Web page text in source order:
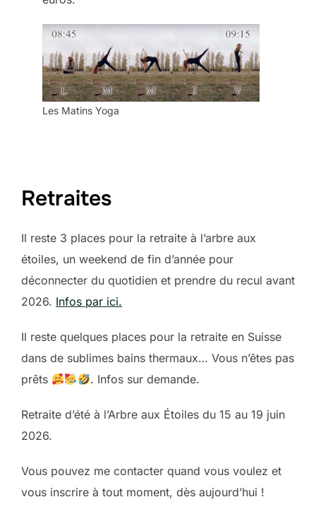
Les Matins Yoga
Retraites
Il reste 3 places pour la retraite à l’arbre aux
étoiles, un weekend de fin d’année pour
déconnecter du quotidien et prendre du recul avant
2026. Infos par ici.
Il reste quelques places pour la retraite en Suisse
dans de sublimes bains thermaux… Vous n’êtes pas
prêts
. Infos sur demande.
Retraite d’été à l’Arbre aux Étoiles du 15 au 19 juin
2026.
Vous pouvez me contacter quand vous voulez et
vous inscrire à tout moment, dès aujourd’hui !